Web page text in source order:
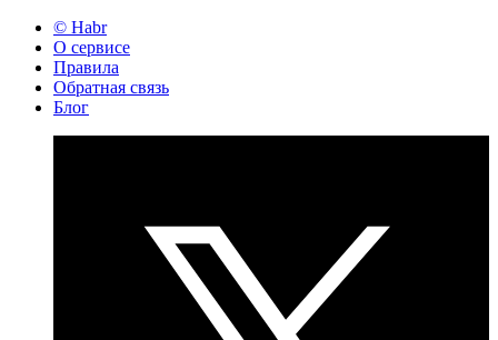
© Habr
О сервисе
Правила
Обратная связь
Блог